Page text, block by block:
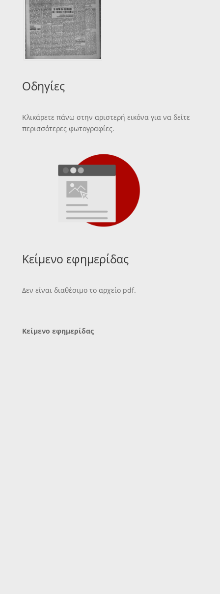
Οδηγίες
Κλικάρετε πάνω στην αριστερή εικόνα για να δείτε
περισσότερες φωτογραφίες.
Κείμενο εφημερίδας
Δεν είναι διαθέσιμο το αρχείο pdf.
Κείμενο εφημερίδας